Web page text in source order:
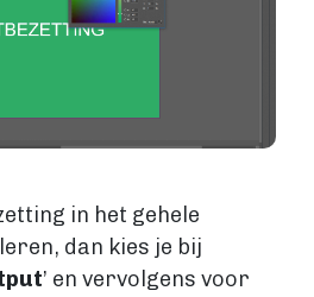
in het gehele
dan kies je bij
’ en vervolgens voor